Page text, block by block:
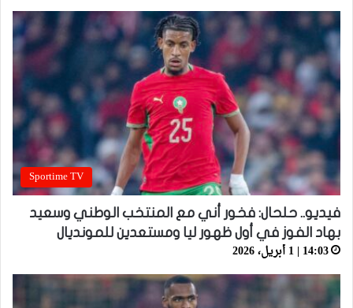
Sportime TV
فيديو.. حلحال: فخور أني مع المنتخب الوطني وسعيد
بهاد الفوز في أول ظهور ليا ومستعدين للمونديال
14:03 | 1 أبريل، 2026